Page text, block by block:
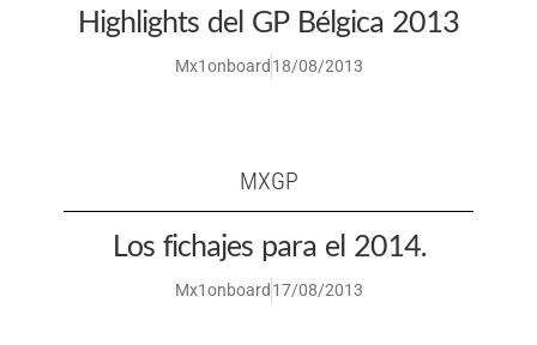
Highlights del GP Bélgica 2013
Mx1onboard 18/08/2013
MXGP
Los fichajes para el 2014.
Mx1onboard 17/08/2013